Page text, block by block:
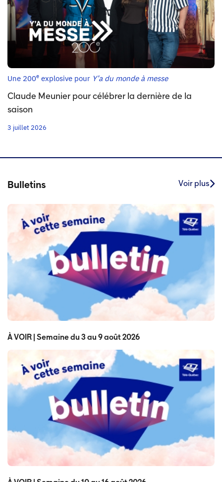
Une 200e explosive pour Y’a du monde à messe
Claude Meunier pour célébrer la dernière de la
saison
3 juillet 2026
Bulletins Voir plus
À VOIR | Semaine du 3 au 9 août 2026